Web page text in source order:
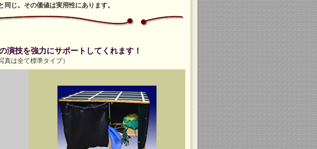
同じ。その価値は実用性にあります。
演技を強力にサポートしてくれます！
真は全て標準タイプ）